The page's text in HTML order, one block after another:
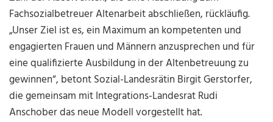
Fachsozialbetreuer Altenarbeit abschließen, rückläufig.
„Unser Ziel ist es, ein Maximum an kompetenten und
engagierten Frauen und Männern anzusprechen und für
eine qualifizierte Ausbildung in der Altenbetreuung zu
gewinnen“, betont Sozial-Landesrätin Birgit Gerstorfer,
die gemeinsam mit Integrations-Landesrat Rudi
Anschober das neue Modell vorgestellt hat.